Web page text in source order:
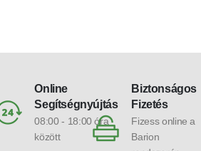
Online
Segítségnyújtás
08:00 - 18:00 óra
között
Biztonságos
Fizetés
Fizess online a
Barion